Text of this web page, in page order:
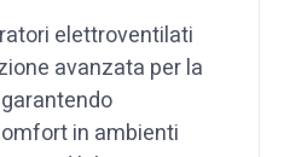
elettroventilati
avanzata per la
in ambienti